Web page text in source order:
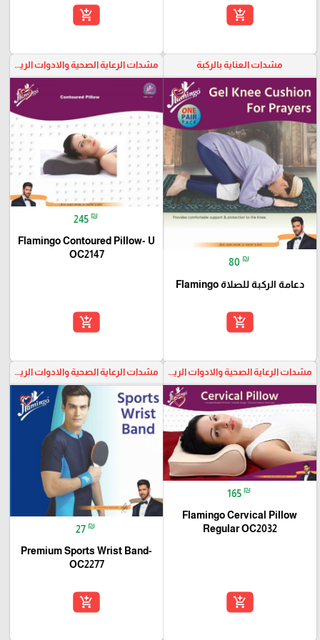
add_shopping_cart
add_shopping_cart
مشدات العناية بالركبة
favorite_border
80 ₪
دعامة الركبة للصلاة Flamingo
add_shopping_cart
مشدات الرعاية الصحية والادوات الرياضية
favorite_border
245 ₪
Flamingo Contoured Pillow- U
OC2147
add_shopping_cart
مشدات الرعاية الصحية والادوات الرياضية
favorite_border
165 ₪
Flamingo Cervical Pillow
Regular OC2032
add_shopping_cart
مشدات الرعاية الصحية والادوات الرياضية
favorite_border
27 ₪
Premium Sports Wrist Band-
OC2277
add_shopping_cart